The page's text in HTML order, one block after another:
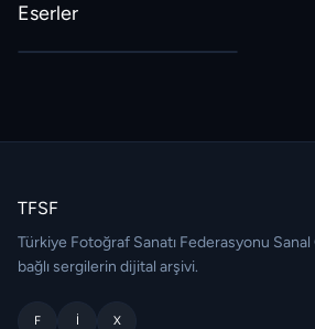
Eserler
TFSF
Türkiye Fotoğraf Sanatı Federasyonu
bağlı sergilerin dijital arşivi.
F I X